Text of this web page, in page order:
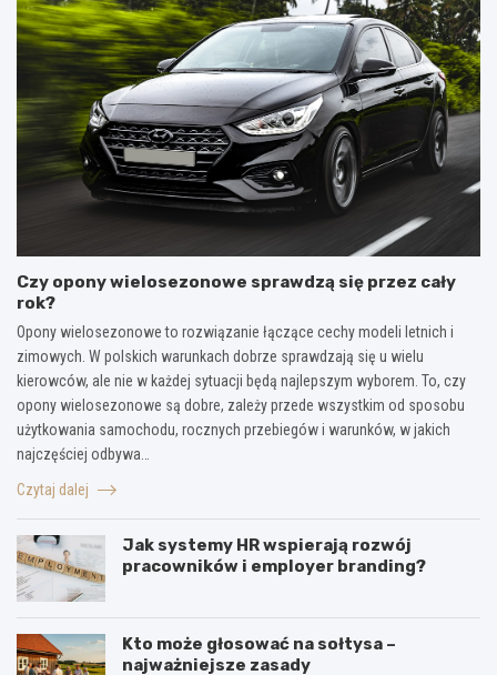
Czy opony wielosezonowe sprawdzą się przez cały
rok?
Opony wielosezonowe to rozwiązanie łączące cechy modeli letnich i
zimowych. W polskich warunkach dobrze sprawdzają się u wielu
kierowców, ale nie w każdej sytuacji będą najlepszym wyborem. To, czy
opony wielosezonowe są dobre, zależy przede wszystkim od sposobu
użytkowania samochodu, rocznych przebiegów i warunków, w jakich
najczęściej odbywa…
Czytaj dalej
Jak systemy HR wspierają rozwój
pracowników i employer branding?
Kto może głosować na sołtysa –
najważniejsze zasady